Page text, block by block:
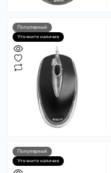
Популярный
Уточните наличие
Популярный
Уточните наличие